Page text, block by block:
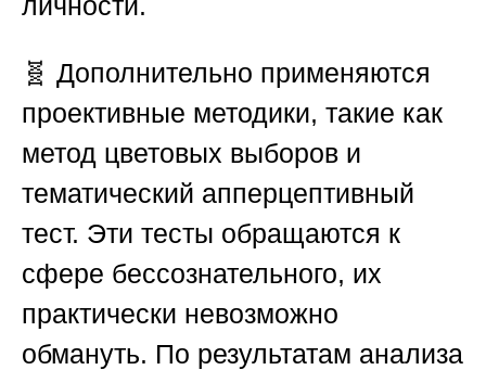
🧬 Дополнительно применяются
проективные методики, такие как
метод цветовых выборов и
тематический апперцептивный
тест. Эти тесты обращаются к
сфере бессознательного, их
практически невозможно
обмануть. По результатам анализа